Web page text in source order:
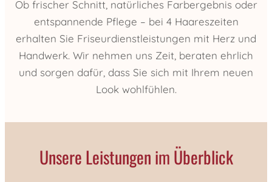
o
l
o
l
Ob frischer Schnitt, natürliches Farbergebnis oder
entspannende Pflege – bei 4 Haareszeiten
erhalten Sie Friseurdienstleistungen mit Herz und
Handwerk. Wir nehmen uns Zeit, beraten ehrlich
und sorgen dafür, dass Sie sich mit Ihrem neuen
Look wohlfühlen.
Unsere Leistungen im Überblick